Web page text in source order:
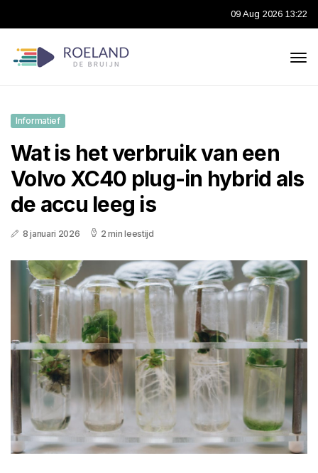
09 Aug 2026 13:22
Informatief
Wat is het verbruik van een
Volvo XC40 plug-in hybrid als
de accu leeg is
8 januari 2026 2 min leestijd